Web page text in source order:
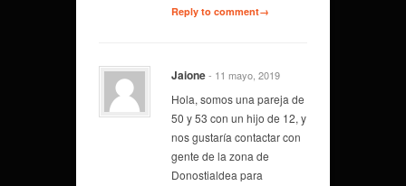
Reply to comment→
Jaione- 11 mayo, 2019
Hola, somos una pareja de
50 y 53 con un hijo de 12, y
nos gustaría contactar con
gente de la zona de
Donostialdea para